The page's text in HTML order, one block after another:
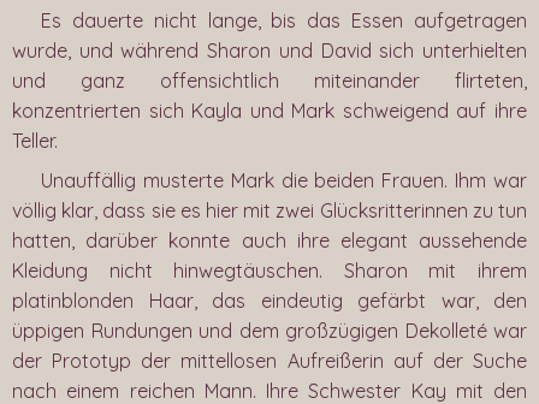
Es dauerte nicht lange, bis das Essen aufgetragen
wurde, und während Sharon und David sich unterhielten
und ganz offensichtlich miteinander flirteten,
konzentrierten sich Kayla und Mark schweigend auf ihre
Teller.
Unauffällig musterte Mark die beiden Frauen. Ihm war
völlig klar, dass sie es hier mit zwei Glücksritterinnen zu tun
hatten, darüber konnte auch ihre elegant aussehende
Kleidung nicht hinwegtäuschen. Sharon mit ihrem
platinblonden Haar, das eindeutig gefärbt war, den
üppigen Rundungen und dem großzügigen Dekolleté war
der Prototyp der mittellosen Aufreißerin auf der Suche
nach einem reichen Mann. Ihre Schwester Kay mit den